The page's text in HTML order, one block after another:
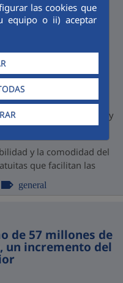
las cookies que
equipo o ii) aceptar
del agua con
App y Oficina
de Jerez
sin desplazamientos y
los 365 días del año
y la comodidad del
que facilitan las
general
de 57 millones de
un incremento del